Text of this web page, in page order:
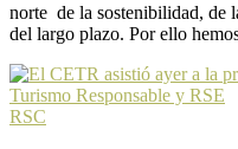
norte de la sostenibilidad, de
del largo plazo. Por ello
RSC